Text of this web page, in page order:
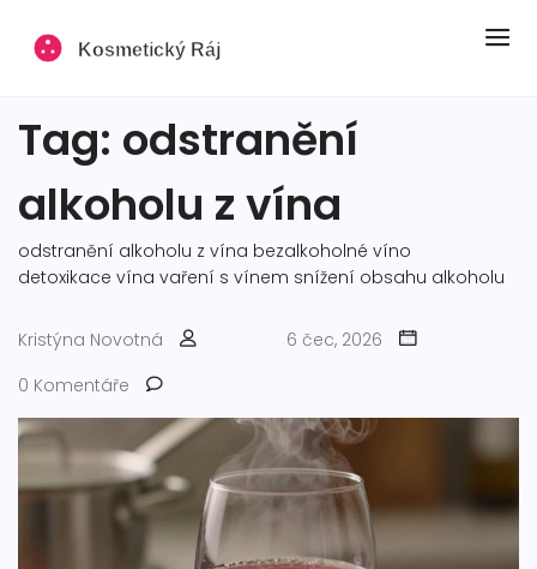
Tag: odstranění
alkoholu z vína
odstranění alkoholu z vína bezalkoholné víno
detoxikace vína vaření s vínem snížení obsahu alkoholu
Kristýna Novotná
6 čec, 2026
0 Komentáře